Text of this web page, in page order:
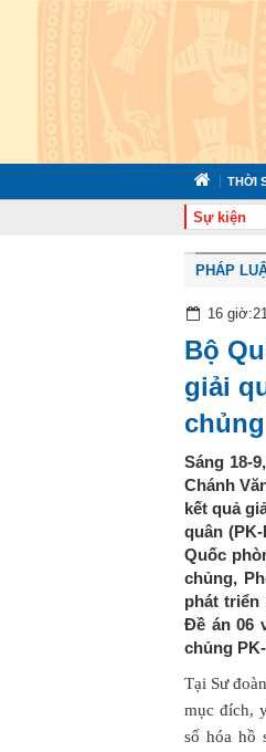
THỜI
Sự kiện
Trung đoàn
PHÁP
16
Bộ
giải
Sáng 18-
Chánh
kết quả
quân
Quốc
chủng,
phát triển
Đề án 06
chủng
Tại Sư
mục đích,
số hóa hồ